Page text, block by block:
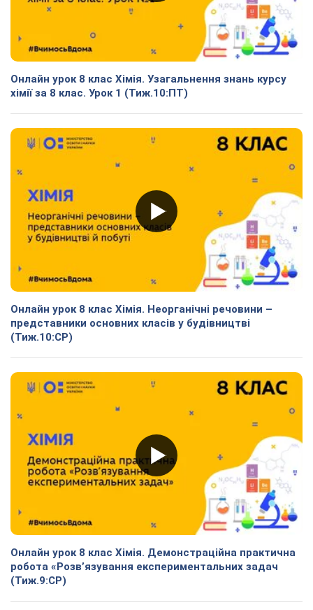
Онлайн урок 8 клас Хімія. Узагальнення знань курсу
хімії за 8 клас. Урок 1 (Тиж.10:ПТ)
Онлайн урок 8 клас Хімія. Неорганічні речовини –
представники основних класів у будівництві
(Тиж.10:СР)
Онлайн урок 8 клас Хімія. Демонстраційна практична
робота «Розв’язування експериментальних задач
(Тиж.9:СР)